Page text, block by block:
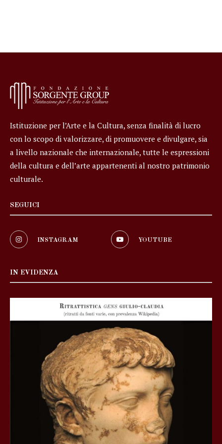
Istituzione per l’Arte e la Cultura, senza finalità di lucro
con lo scopo di valorizzare, di promuovere e divulgare, sia
a livello nazionale che internazionale, tutte le espressioni
della cultura e dell’arte appartenenti al nostro patrimonio
culturale.
SEGUICI
INSTAGRAM YOUTUBE
IN EVIDENZA